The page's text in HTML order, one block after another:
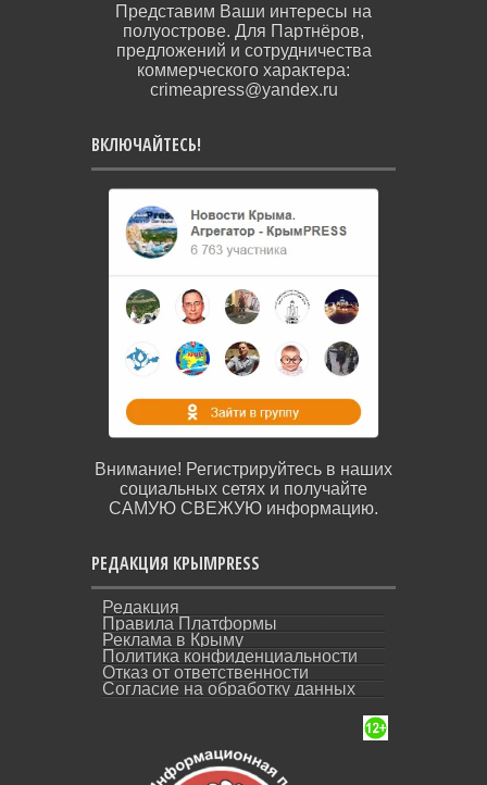
Представим Ваши интересы на
полуострове. Для Партнёров,
предложений и сотрудничества
коммерческого характера:
crimeapress@yandex.ru
ВКЛЮЧАЙТЕСЬ!
Внимание! Регистрируйтесь в наших
социальных сетях и получайте
САМУЮ СВЕЖУЮ информацию.
РЕДАКЦИЯ КРЫМPRESS
Редакция
Правила Платформы
Реклама в Крыму
Политика конфиденциальности
Отказ от ответственности
Согласие на обработку данных